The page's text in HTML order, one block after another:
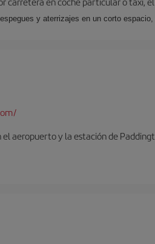
y aterrizajes en un corto
aeropuerto y la estación de